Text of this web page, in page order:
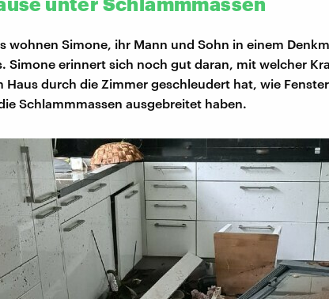
wohnen Simone, ihr Mann und Sohn in einem
Simone erinnert sich noch gut daran, mit welcher
Haus durch die Zimmer geschleudert hat, wie
Schlammmassen ausgebreitet haben.